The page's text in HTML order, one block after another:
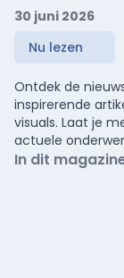
30 juni 2026
Nu lezen
Ontdek de
inspirerende
visuals. Laat je
actuele
In dit